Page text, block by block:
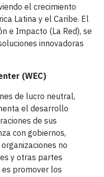
el crecimiento
Latina y el Caribe. El
e Impacto (La Red), se
innovadoras
(WEC)
de lucro neutral,
el desarrollo
de sus
con gobiernos,
no
y otras partes
es promover los